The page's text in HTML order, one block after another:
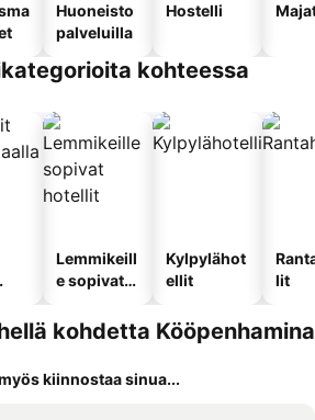
Huoneisto
palveluilla
Hostelli
kohteessa
Lemmikeill
e sopivat
Kylpylähot
ellit
lit
kohdetta Kööpenhamina
kiinnostaa sinua...